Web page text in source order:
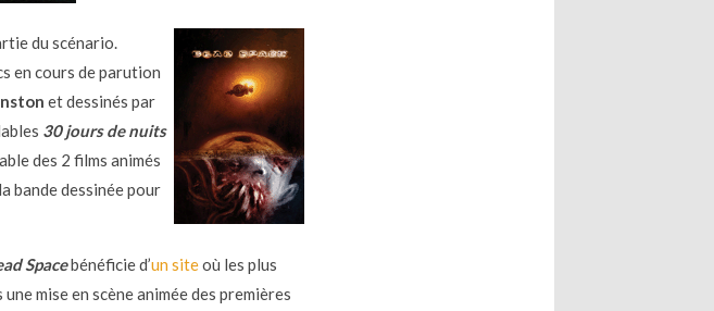
du scénario.
en cours de parution
et dessinés par
30 jours de nuits
des 2 films animés
bande dessinée pour
Spacebénéficie d’un siteoù les plus
mise en scène animée des premières